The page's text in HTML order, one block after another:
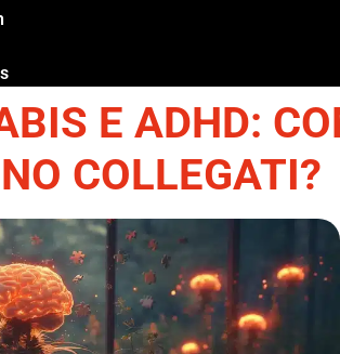
E ADHD:
COLLEGATI?